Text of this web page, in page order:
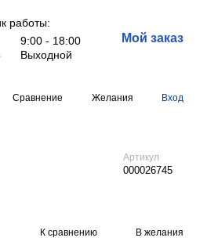
работы:
9:00 - 18:00
Выходной
Мой заказ
Сравнение Желания Вход
Артикул
000026745
К сравнению В желания